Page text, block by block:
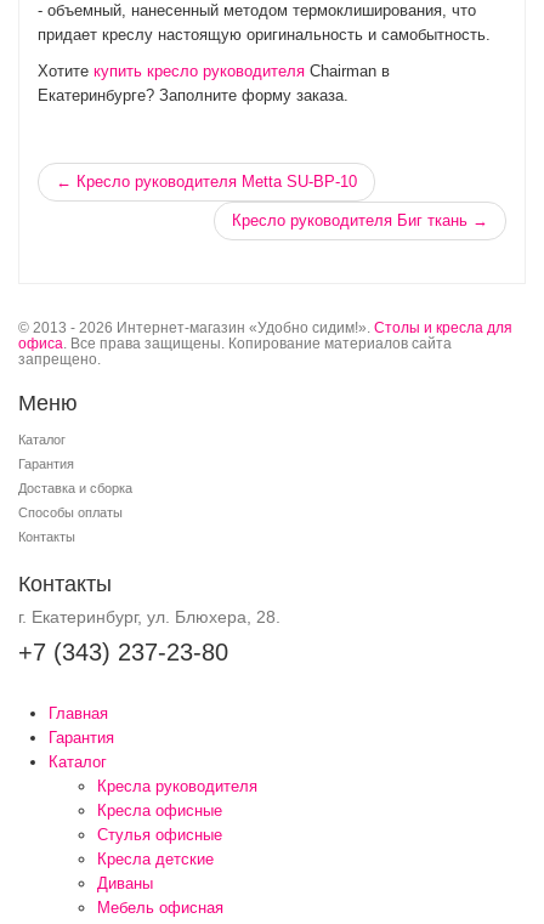
- объемный, нанесенный методом термоклиширования, что
придает креслу настоящую оригинальность и самобытность.
Хотите купить кресло руководителя Chairman в
Екатеринбурге? Заполните форму заказа.
← Кресло руководителя Metta SU-BP-10
Кресло руководителя Биг ткань →
© 2013 - 2026 Интернет-магазин «Удобно сидим!». Столы и кресла для
офиса. Все права защищены. Копирование материалов сайта
запрещено.
Меню
Каталог
Гарантия
Доставка и сборка
Способы оплаты
Контакты
Контакты
г. Екатеринбург, ул. Блюхера, 28.
+7 (343) 237-23-80
Главная
Гарантия
Каталог
Кресла руководителя
Кресла офисные
Стулья офисные
Кресла детские
Диваны
Мебель офисная